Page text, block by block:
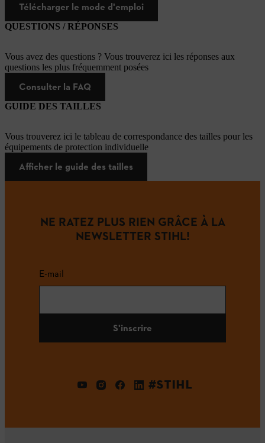
Télécharger le mode d'emploi
QUESTIONS / RÉPONSES
Vous avez des questions ? Vous trouverez ici les réponses aux
questions les plus fréquemment posées
Consulter la FAQ
GUIDE DES TAILLES
Vous trouverez ici le tableau de correspondance des tailles pour les
équipements de protection individuelle
Afficher le guide des tailles
NE RATEZ PLUS RIEN GRÂCE À LA
NEWSLETTER STIHL!
E-mail
S'inscrire
#STIHL